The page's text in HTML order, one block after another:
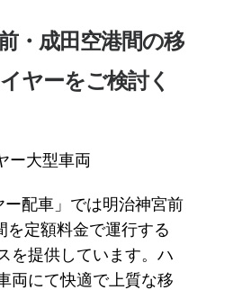
・成田空港間の移
ヤーをご検討く
ー配車」では明治神宮前
を定額料金で運行する
を提供しています。ハ
両にて快適で上質な移